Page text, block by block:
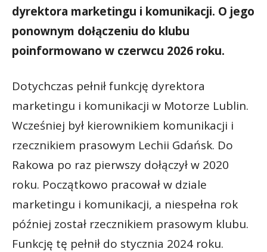
dyrektora marketingu i komunikacji. O jego
ponownym dołączeniu do klubu
poinformowano w czerwcu 2026 roku.
Dotychczas pełnił funkcję dyrektora
marketingu i komunikacji w Motorze Lublin.
Wcześniej był kierownikiem komunikacji i
rzecznikiem prasowym Lechii Gdańsk. Do
Rakowa po raz pierwszy dołączył w 2020
roku. Początkowo pracował w dziale
marketingu i komunikacji, a niespełna rok
później został rzecznikiem prasowym klubu.
Funkcję tę pełnił do stycznia 2024 roku.